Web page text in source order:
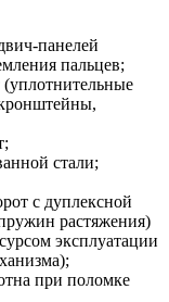
панелей
пальцев;
(уплотнительные
стали;
с дуплексной
растяжения)
эксплуатации
при поломке